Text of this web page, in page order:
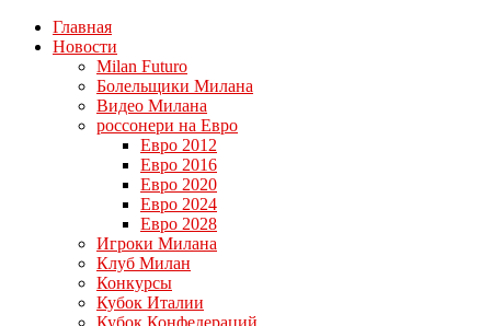
Главная
Новости
Milan Futuro
Болельщики Милана
Видео Милана
россонери на Евро
Евро 2012
Евро 2016
Евро 2020
Евро 2024
Евро 2028
Игроки Милана
Клуб Милан
Конкурсы
Кубок Италии
Кубок Конфедераций